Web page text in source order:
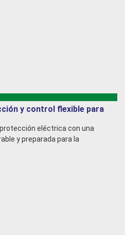
y control flexible para
eléctrica con una
y preparada para la